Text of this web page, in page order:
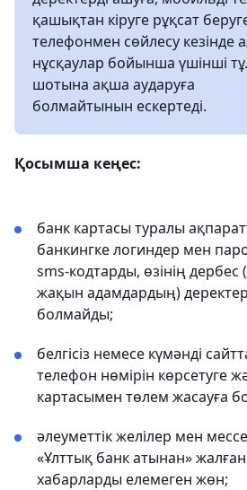
қашықтан кіруге рұқсат
телефонмен сөйлесу кезінде
нұсқаулар бойынша үшінші
шотына ақша аударуға
болмайтынын ескертеді.
Қосымша кеңес:
банк картасы туралы
банкингке логиндер мен
sms-кодтарды, өзінің дербес
жақын адамдардың)
болмайды;
белгісіз немесе күмәнді
телефон нөмірін көрсетуге
картасымен төлем жасауға
әлеуметтік желілер мен
«Ұлттық банк атынан»
хабарларды елемеген жөн;